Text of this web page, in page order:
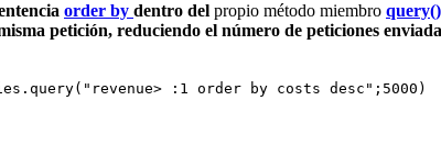
order by dentro del propio método miembro query()
petición, reduciendo el número de peticiones
. query("revenue> :1 order by costs desc";5000)